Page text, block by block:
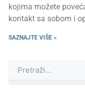
kojima možete
kontakt sa sobom i
SAZNAJTE VIŠE »